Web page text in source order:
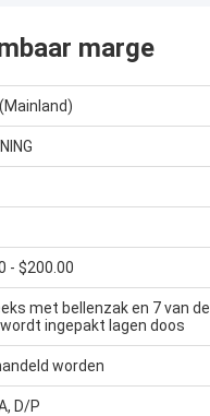
marge
- $200.00
met bellenzak en 7 van de
ingepakt lagen doos
worden
D/P